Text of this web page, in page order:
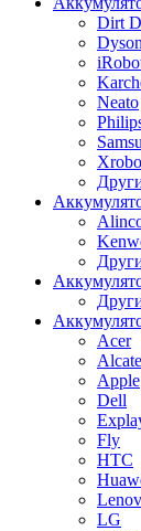
Dirt
Dyson
Neato
Acer
Apple
Dell
Fly
HTC
LG